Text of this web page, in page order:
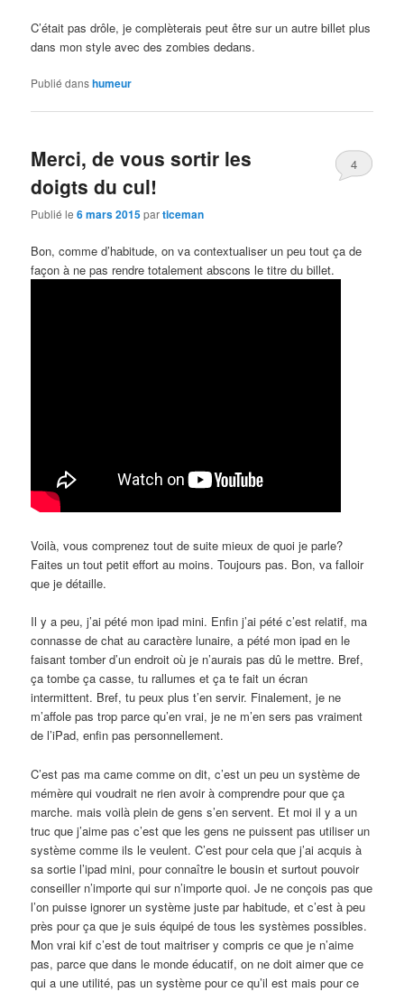
C’était pas drôle, je complèterais peut être sur un autre billet plus
dans mon style avec des zombies dedans.
Publié danshumeur
Merci, de vous sortir les
doigts du cul!
Publié le6 mars 2015particeman
4
Bon, comme d’habitude, on va contextualiser un peu tout ça de
façon à ne pas rendre totalement abscons le titre du billet.
Voilà, vous comprenez tout de suite mieux de quoi je parle?
Faites un tout petit effort au moins. Toujours pas. Bon, va falloir
que je détaille.
Il y a peu, j’ai pété mon ipad mini. Enfin j’ai pété c’est relatif, ma
connasse de chat au caractère lunaire, a pété mon ipad en le
faisant tomber d’un endroit où je n’aurais pas dû le mettre. Bref,
ça tombe ça casse, tu rallumes et ça te fait un écran
intermittent. Bref, tu peux plus t’en servir. Finalement, je ne
m’affole pas trop parce qu’en vrai, je ne m’en sers pas vraiment
de l’iPad, enfin pas personnellement.
C’est pas ma came comme on dit, c’est un peu un système de
mémère qui voudrait ne rien avoir à comprendre pour que ça
marche. mais voilà plein de gens s’en servent. Et moi il y a un
truc que j’aime pas c’est que les gens ne puissent pas utiliser un
système comme ils le veulent. C’est pour cela que j’ai acquis à
sa sortie l’ipad mini, pour connaître le bousin et surtout pouvoir
conseiller n’importe qui sur n’importe quoi. Je ne conçois pas que
l’on puisse ignorer un système juste par habitude, et c’est à peu
près pour ça que je suis équipé de tous les systèmes possibles.
Mon vrai kif c’est de tout maitriser y compris ce que je n’aime
pas, parce que dans le monde éducatif, on ne doit aimer que ce
qui a une utilité, pas un système pour ce qu’il est mais pour ce